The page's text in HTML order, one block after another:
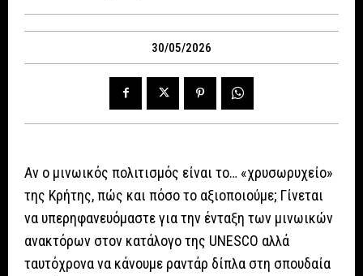
30/05/2026
Αν ο μινωικός πολιτισμός είναι το… «χρυσωρυχείο»
της Κρήτης, πώς και πόσο το αξιοποιούμε; Γίνεται
να υπερηφανευόμαστε για την ένταξη των μινωικών
ανακτόρων στον κατάλογο της UNESCO αλλά
ταυτόχρονα να κάνουμε ραντάρ δίπλα στη σπουδαία